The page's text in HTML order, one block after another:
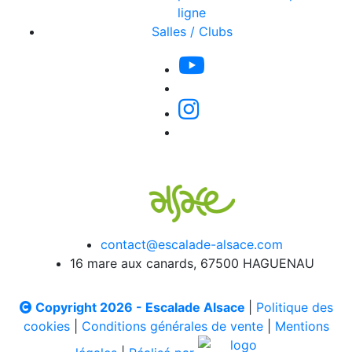
ligne
Salles / Clubs
contact@escalade-alsace.com
16 mare aux canards, 67500 HAGUENAU
Copyright 2026 - Escalade Alsace
Politique des
cookies| Conditions générales de vente| Mentions